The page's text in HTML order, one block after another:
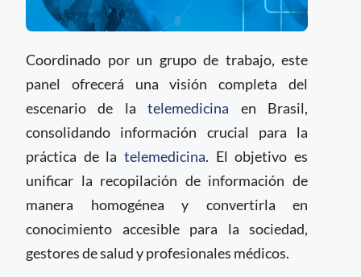
Coordinado por un grupo de trabajo, este
panel ofrecerá una visión completa del
escenario de latelemedicina en Brasil,
consolidando información crucial para la
práctica de la telemedicina. El objetivo es
unificar la recopilación de información de
manera homogénea y convertirla en
conocimiento accesible para la sociedad,
gestores de salud y profesionales médicos.